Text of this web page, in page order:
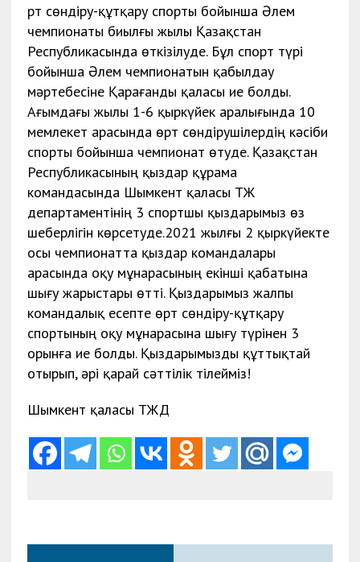
Өрт сөндіру-құтқару спорты бойынша Әлем
чемпионаты биылғы жылы Қазақстан
Республикасында өткізілуде. Бұл спорт түрі
бойынша Әлем чемпионатын қабылдау
мәртебесіне Қарағанды қаласы ие болды.
Ағымдағы жылы 1-6 қыркүйек аралығында 10
мемлекет арасында өрт сөндірушілердің кәсіби
спорты бойынша чемпионат өтуде. Қазақстан
Республикасының қыздар құрама
командасында Шымкент қаласы ТЖ
департаментінің 3 спортшы қыздарымыз өз
шеберлігін көрсетуде.2021 жылғы 2 қыркүйекте
осы чемпионатта қыздар командалары
арасында оқу мұнарасының екінші қабатына
шығу жарыстары өтті. Қыздарымыз жалпы
командалық есепте өрт сөндіру-құтқару
спортының оқу мұнарасына шығу түрінен 3
орынға ие болды. Қыздарымызды құттықтай
отырып, әрі қарай сәттілік тілейміз!
Шымкент қаласы ТЖД